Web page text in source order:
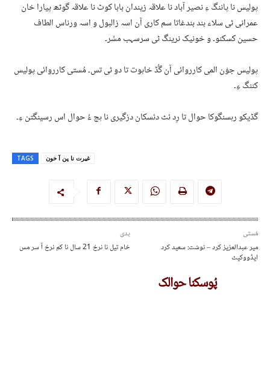
پولیس نا پاننگ ءِ نصیر آباد نا علاقہ زیندان بابا کوٹ نا علاقہ گوٹھ پیارا خان
عمرانی ٹی سلاء بند بندغاتا سم کاری آن اسہ زالبول و اسہ ورناس الطاف
حسین کسکنو۔ و خونیک نرینگ ٹی سرسہب مسُر۔
پولیس جوْن المی کارروائی آن گُڈ خاہوت تا دو ٹی تس۔ مُستی کارروائی پولیس
کننگ ءِ۔
گڈیکو رہسنگوکا حوال تا رِد ئٹ دئسکان دزگیری نا ہچ ءُ حوال اس رسینگتن ءِ۔
TAGS غیرت نا پن آ خون
پدی
خام تیل نا نرخ 21 سال نا کم نرخ آ سر مس
مُستی
میر عبدالعزیز کرد – نوشت: سعید کرد
ایڈووکیٹ
پُوسکنا حوالک